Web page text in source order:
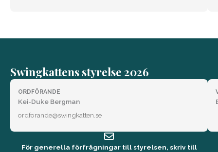
Swingkattens styrelse 2026
ORDFÖRANDE
Kei-Duke Bergman
ordforande@swingkatten.se
För generella förfrågningar till styrelsen, skriv till